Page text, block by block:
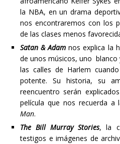
la NBA, en un drama
nos encontraremos con los
de las clases menos
Satan & Adam nos explica la
de unos músicos, uno
las calles de Harlem
potente. Su historia, su
reencuentro serán
película que nos recuerda
Man.
The Bill Murray Stories, la
testigos e imágenes de